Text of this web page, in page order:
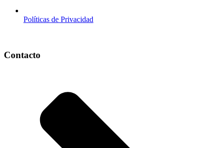
Políticas de Privacidad
Contacto